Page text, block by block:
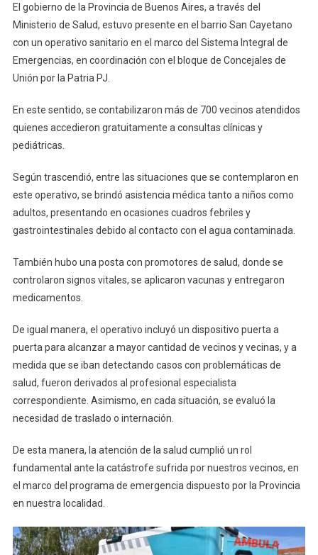
El gobierno de la Provincia de Buenos Aires, a través del
Ministerio de Salud, estuvo presente en el barrio San Cayetano
con un operativo sanitario en el marco del Sistema Integral de
Emergencias, en coordinación con el bloque de Concejales de
Unión por la Patria PJ.
En este sentido, se contabilizaron más de 700 vecinos atendidos
quienes accedieron gratuitamente a consultas clínicas y
pediátricas.
Según trascendió, entre las situaciones que se contemplaron en
este operativo, se brindó asistencia médica tanto a niños como
adultos, presentando en ocasiones cuadros febriles y
gastrointestinales debido al contacto con el agua contaminada.
También hubo una posta con promotores de salud, donde se
controlaron signos vitales, se aplicaron vacunas y entregaron
medicamentos.
De igual manera, el operativo incluyó un dispositivo puerta a
puerta para alcanzar a mayor cantidad de vecinos y vecinas, y a
medida que se iban detectando casos con problemáticas de
salud, fueron derivados al profesional especialista
correspondiente. Asimismo, en cada situación, se evaluó la
necesidad de traslado o internación.
De esta manera, la atención de la salud cumplió un rol
fundamental ante la catástrofe sufrida por nuestros vecinos, en
el marco del programa de emergencia dispuesto por la Provincia
en nuestra localidad.